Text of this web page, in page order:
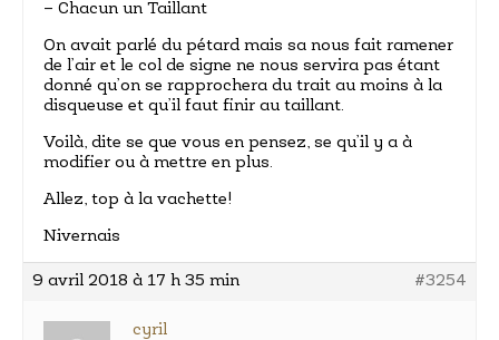
– Chacun un Taillant
On avait parlé du pétard mais sa nous fait ramener
de l’air et le col de signe ne nous servira pas étant
donné qu’on se rapprochera du trait au moins à la
disqueuse et qu’il faut finir au taillant.
Voilà, dite se que vous en pensez, se qu’il y a à
modifier ou à mettre en plus.
Allez, top à la vachette!
Nivernais
9 avril 2018 à 17 h 35 min #3254
cyril